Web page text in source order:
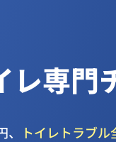
レ専門
トイレトラブ